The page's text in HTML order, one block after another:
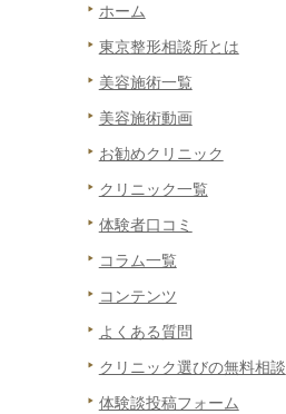
ホーム
東京整形相談所とは
美容施術一覧
美容施術動画
お勧めクリニック
クリニック一覧
体験者口コミ
コラム一覧
コンテンツ
よくある質問
クリニック選びの無料相談
体験談投稿フォーム